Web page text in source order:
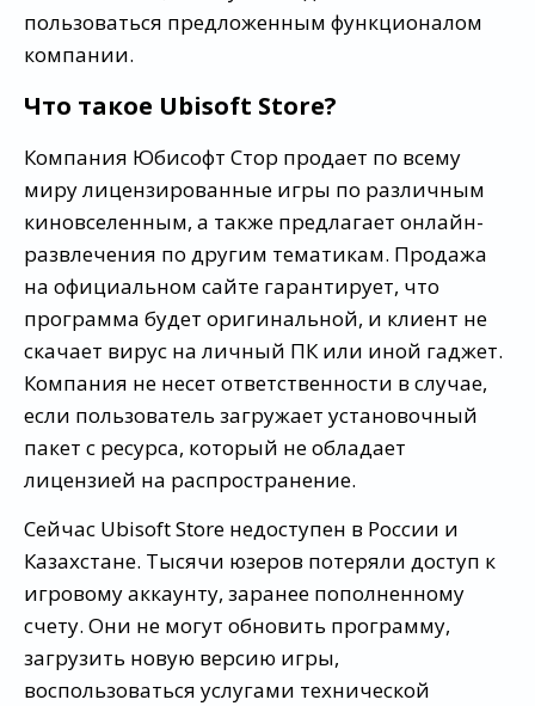
пользоваться предложенным функционалом
компании.
Что такое Ubisoft Store?
Компания Юбисофт Стор продает по всему
миру лицензированные игры по различным
киновселенным, а также предлагает онлайн-
развлечения по другим тематикам. Продажа
на официальном сайте гарантирует, что
программа будет оригинальной, и клиент не
скачает вирус на личный ПК или иной гаджет.
Компания не несет ответственности в случае,
если пользователь загружает установочный
пакет с ресурса, который не обладает
лицензией на распространение.
Сейчас Ubisoft Store недоступен в России и
Казахстане. Тысячи юзеров потеряли доступ к
игровому аккаунту, заранее пополненному
счету. Они не могут обновить программу,
загрузить новую версию игры,
воспользоваться услугами технической